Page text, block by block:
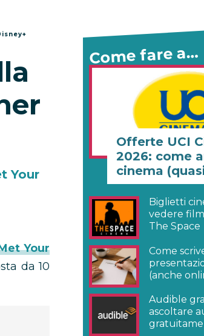
Your
Your
da 10
Come fare a…
Offerte UCI
2026: come
cinema
Biglietti
vedere
The Space
Come
(anche
Audible
ascoltare